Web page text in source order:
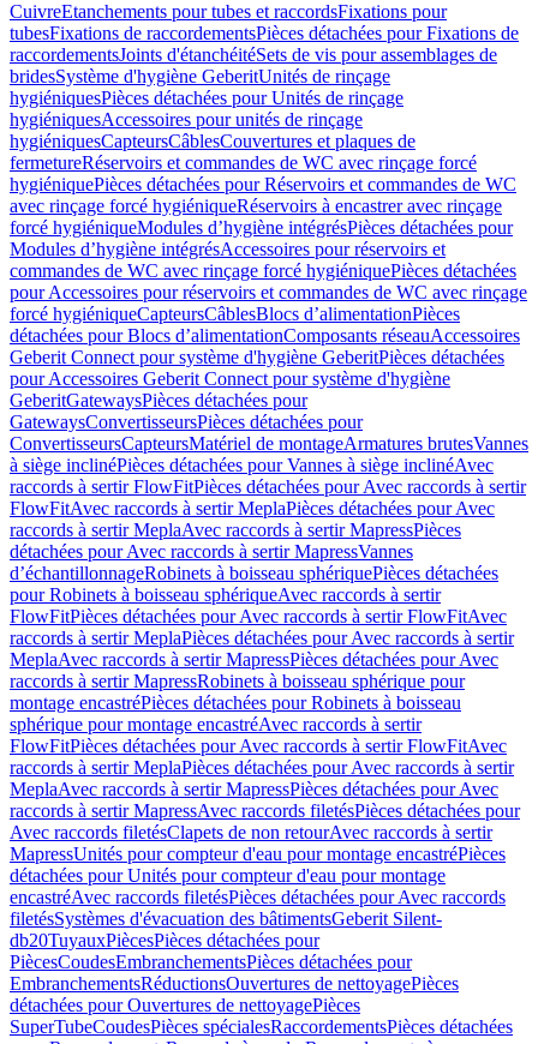
CuivreEtanchements pour tubes et raccordsFixations pour
tubesFixations de raccordementsPièces détachées pour Fixations de
raccordementsJoints d'étanchéitéSets de vis pour assemblages de
bridesSystème d'hygiène GeberitUnités de rinçage
hygiéniquesPièces détachées pour Unités de rinçage
hygiéniquesAccessoires pour unités de rinçage
hygiéniquesCapteursCâblesCouvertures et plaques de
fermetureRéservoirs et commandes de WC avec rinçage forcé
hygiéniquePièces détachées pour Réservoirs et commandes de WC
avec rinçage forcé hygiéniqueRéservoirs à encastrer avec rinçage
forcé hygiéniqueModules d’hygiène intégrésPièces détachées pour
Modules d’hygiène intégrésAccessoires pour réservoirs et
commandes de WC avec rinçage forcé hygiéniquePièces détachées
pour Accessoires pour réservoirs et commandes de WC avec rinçage
forcé hygiéniqueCapteursCâblesBlocs d’alimentationPièces
détachées pour Blocs d’alimentationComposants réseauAccessoires
Geberit Connect pour système d'hygiène GeberitPièces détachées
pour Accessoires Geberit Connect pour système d'hygiène
GeberitGatewaysPièces détachées pour
GatewaysConvertisseursPièces détachées pour
ConvertisseursCapteursMatériel de montageArmatures brutesVannes
à siège inclinéPièces détachées pour Vannes à siège inclinéAvec
raccords à sertir FlowFitPièces détachées pour Avec raccords à sertir
FlowFitAvec raccords à sertir MeplaPièces détachées pour Avec
raccords à sertir MeplaAvec raccords à sertir MapressPièces
détachées pour Avec raccords à sertir MapressVannes
d’échantillonnageRobinets à boisseau sphériquePièces détachées
pour Robinets à boisseau sphériqueAvec raccords à sertir
FlowFitPièces détachées pour Avec raccords à sertir FlowFitAvec
raccords à sertir MeplaPièces détachées pour Avec raccords à sertir
MeplaAvec raccords à sertir MapressPièces détachées pour Avec
raccords à sertir MapressRobinets à boisseau sphérique pour
montage encastréPièces détachées pour Robinets à boisseau
sphérique pour montage encastréAvec raccords à sertir
FlowFitPièces détachées pour Avec raccords à sertir FlowFitAvec
raccords à sertir MeplaPièces détachées pour Avec raccords à sertir
MeplaAvec raccords à sertir MapressPièces détachées pour Avec
raccords à sertir MapressAvec raccords filetésPièces détachées pour
Avec raccords filetésClapets de non retourAvec raccords à sertir
MapressUnités pour compteur d'eau pour montage encastréPièces
détachées pour Unités pour compteur d'eau pour montage
encastréAvec raccords filetésPièces détachées pour Avec raccords
filetésSystèmes d'évacuation des bâtimentsGeberit Silent-
db20TuyauxPiècesPièces détachées pour
PiècesCoudesEmbranchementsPièces détachées pour
EmbranchementsRéductionsOuvertures de nettoyagePièces
détachées pour Ouvertures de nettoyagePièces
SuperTubeCoudesPièces spécialesRaccordementsPièces détachées